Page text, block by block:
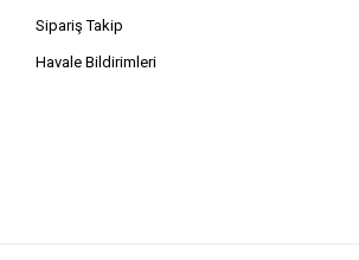
Sipariş Takip
Havale Bildirimleri